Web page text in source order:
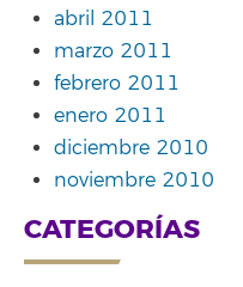
abril 2011
marzo 2011
febrero 2011
enero 2011
diciembre 2010
noviembre 2010
CATEGORÍAS